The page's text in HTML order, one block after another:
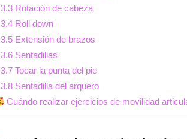
3.3Rotación de cabeza
3.4Roll down
3.5Extensión de brazos
3.6Sentadillas
3.7Tocar la punta del pie
3.8Sentadilla del arquero
Cuándo realizar ejercicios de movilidad